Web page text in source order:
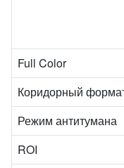
Full Color
Коридорный
Режим антитумана
ROI